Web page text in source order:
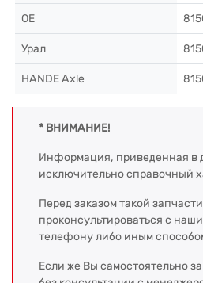
OE
Урал
HANDE Axle
* ВНИМАНИЕ!
Информация, приведенная в
исключительно справочный
Перед заказом такой
проконсультироваться с
телефону либо иным
Если же Вы самостоятельно